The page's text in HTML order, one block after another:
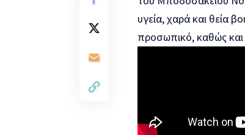
υγεία, χαρά και θεία
προσωπικό, καθώς